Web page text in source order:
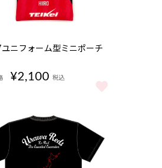
ホルダー/2nd をもっと見る
ニフォーム型ミニポーチ
¥2,100 税込
ユニフォーム型ミニポーチ をもっと見る